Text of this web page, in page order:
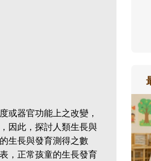
或器官功能上之改變，
因此，探討人類生長與
生長與發育測得之數
，正常孩童的生長發育